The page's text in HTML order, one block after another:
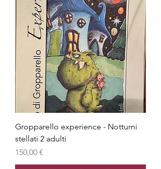
Gropparello experience - Notturni
stellati 2 adulti
Prezzo
150,00 €